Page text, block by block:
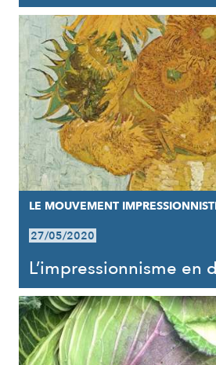
LE MOUVEMENT
27/05/2020
L’impressionnisme en